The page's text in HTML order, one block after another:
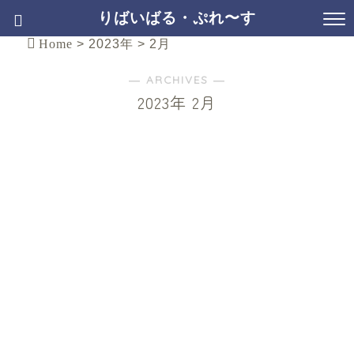
りばいばる・ぷれ〜す
Home > 2023年 > 2月
― ARCHIVES ―
2023年 2月